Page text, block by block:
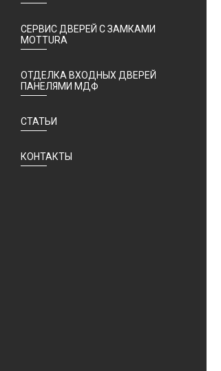
СЕРВИС ДВЕРЕЙ С ЗАМКАМИ
MOTTURA
ОТДЕЛКА ВХОДНЫХ ДВЕРЕЙ
ПАНЕЛЯМИ МДФ
СТАТЬИ
КОНТАКТЫ